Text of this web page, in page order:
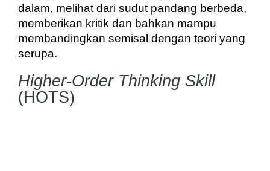
dalam, melihat dari sudut pandang berbeda,
memberikan kritik dan bahkan mampu
membandingkan semisal dengan teori yang
serupa.
Higher-Order Thinking Skill
(HOTS)